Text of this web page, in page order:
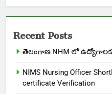
Recent Posts
తెలంగాణ NHM లో
NIMS Nursing Officer
certificate Verification